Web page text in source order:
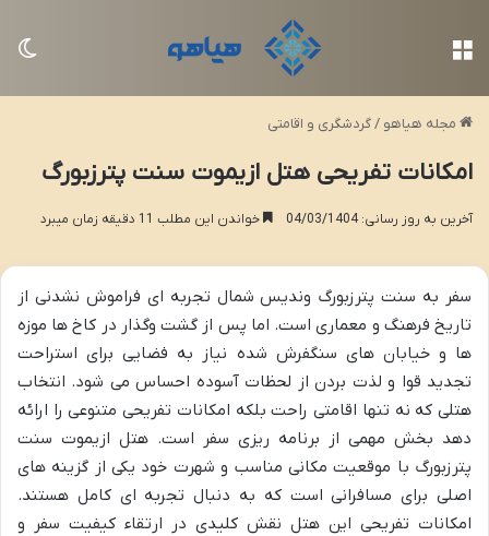
مجله هیاهو /گردشگری و اقامتی
امکانات تفریحی هتل ازیموت سنت پترزبورگ
آخرین به روز رسانی: 04/03/1404 خواندن این مطلب 11 دقیقه زمان میبرد
سفر به سنت پترزبورگ وندیس شمال تجربه ای فراموش نشدنی از
تاریخ فرهنگ و معماری است. اما پس از گشت وگذار در کاخ ها موزه
ها و خیابان های سنگفرش شده نیاز به فضایی برای استراحت
تجدید قوا و لذت بردن از لحظات آسوده احساس می شود. انتخاب
هتلی که نه تنها اقامتی راحت بلکه امکانات تفریحی متنوعی را ارائه
دهد بخش مهمی از برنامه ریزی سفر است. هتل ازیموت سنت
پترزبورگ با موقعیت مکانی مناسب و شهرت خود یکی از گزینه های
اصلی برای مسافرانی است که به دنبال تجربه ای کامل هستند.
امکانات تفریحی این هتل نقش کلیدی در ارتقاء کیفیت سفر و